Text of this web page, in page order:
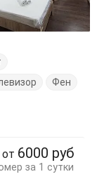
Фен
от 6000 руб
за 1 сутки